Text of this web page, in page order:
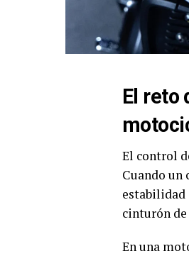
El reto
El control
Cuando un
estabilidad
cinturón
En una